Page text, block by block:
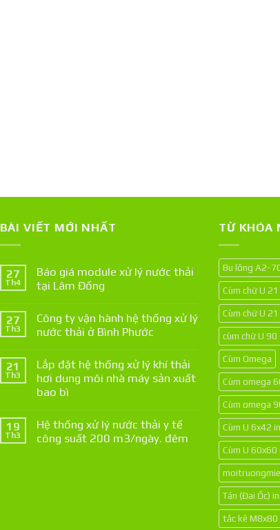
BÀI VIẾT MỚI NHẤT
27
Th4
Báo giá module xử lý nước thải
tại Lâm Đồng
27
Th3
Công ty vận hành hệ thống xử lý
nước thải ở Bình Phước
21
Th3
Lắp đặt hệ thống xử lý khí thải
hơi dung môi nhà máy sản xuất
bao bì
19
Th3
Hệ thống xử lý nước thải y tế
công suất 200 m3/ngày. đêm
TỪ KHÓA
Bu lông A2-
Cùm chữ U 21
Cùm chữ U
cùm chữ U 90
Cùm Omega
Cùm omega
Cùm omega
Cùm U 6x42
Cùm U 60x60
Tán (Đai Ốc)
tắc kê M8x80